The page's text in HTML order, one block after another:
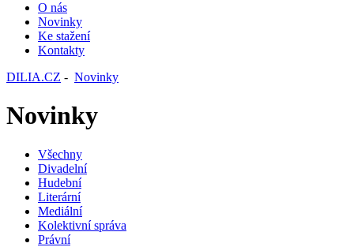
O nás
Novinky
Ke stažení
Kontakty
DILIA.CZ - Novinky
Novinky
Všechny
Divadelní
Hudební
Literární
Mediální
Kolektivní správa
Právní